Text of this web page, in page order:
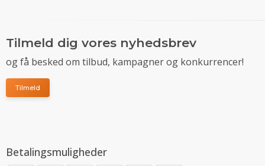
Tilmeld dig vores nyhedsbrev
og få besked om tilbud, kampagner og konkurrencer!
Tilmeld
Betalingsmuligheder